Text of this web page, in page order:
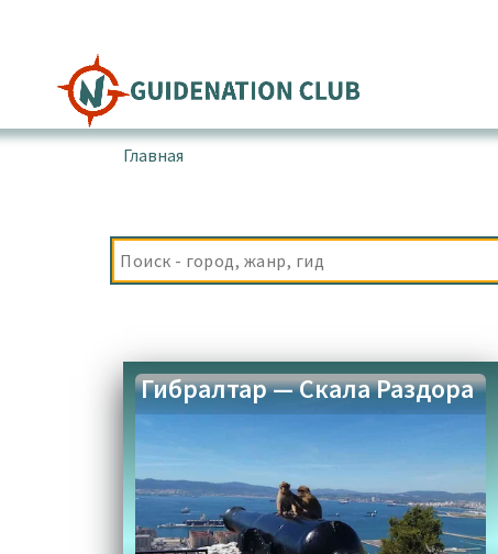
содержимому
Главная
‌Гибралтар — Скала Раздора